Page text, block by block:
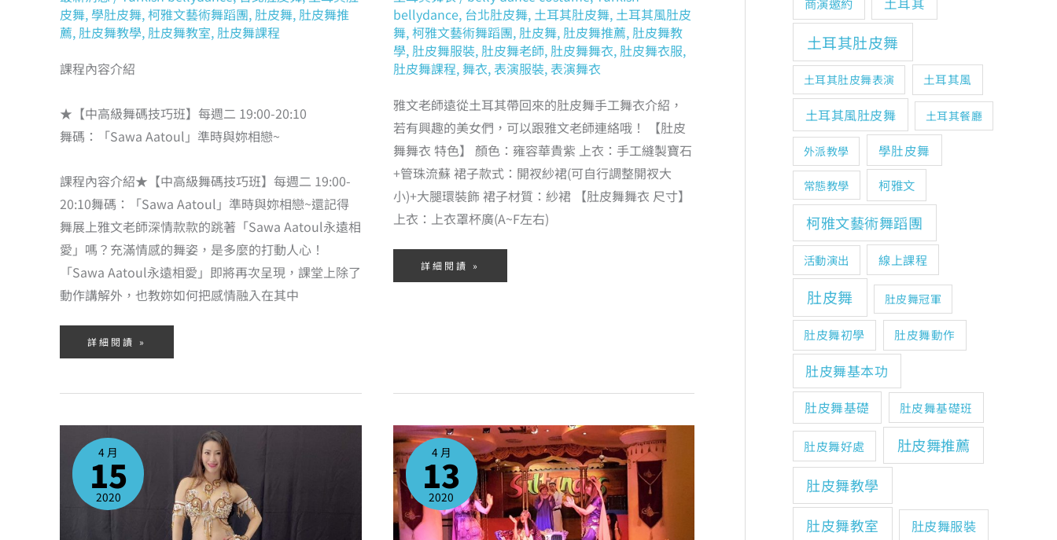
皮舞,學肚皮舞,柯雅文藝術舞蹈團, 肚皮舞, 肚皮舞推
薦, 肚皮舞教學, 肚皮舞教室, 肚皮舞課程
課程內容介紹
★【中高級舞碼技巧班】每週二 19:00-20:10
舞碼：「Sawa Aatoul」準時與妳相戀~
課程內容介紹★【中高級舞碼技巧班】每週二 19:00-
20:10舞碼：「Sawa Aatoul」準時與妳相戀~還記得
舞展上雅文老師深情款款的跳著「Sawa Aatoul永遠相
愛」嗎？充滿情感的舞姿，是多麼的打動人心！
「Sawa Aatoul永遠相愛」即將再次呈現，課堂上除了
動作講解外，也教妳如何把感情融入在其中
詳細閱讀 »
bellydance, 台北肚皮舞, 土耳其肚皮舞, 土耳其風肚皮
舞,柯雅文藝術舞蹈團, 肚皮舞, 肚皮舞推薦, 肚皮舞教
學, 肚皮舞服裝, 肚皮舞老師, 肚皮舞舞衣, 肚皮舞衣服,
肚皮舞課程,舞衣, 表演服裝, 表演舞衣
雅文老師遠從土耳其帶回來的肚皮舞手工舞衣介紹，
若有興趣的美女們，可以跟雅文老師連絡哦！ 【肚皮
舞舞衣 特色】 顏色：雍容華貴紫 上衣：手工縫製寶石
+管珠流蘇 裙子款式：開衩紗裙(可自行調整開衩大
小)+大腿環裝飾 裙子材質：紗裙 【肚皮舞舞衣 尺寸】
上衣：上衣罩杯廣(A~F左右)
詳細閱讀 »
4 月
15
2020
來
自
土
其
精
品
手
工
4 月
13
2020
互
動
性
又
玩
的
土
耳
其
土耳其肚皮舞
土耳其肚皮舞表演 土耳其風
土耳其風肚皮舞 土耳其餐廳
外派教學 學肚皮舞
常態教學 柯雅文
柯雅文藝術舞蹈團
活動演出 線上課程
肚皮舞 肚皮舞冠軍
肚皮舞初學 肚皮舞動作
肚皮舞基本功
肚皮舞基礎 肚皮舞基礎班
肚皮舞好處
肚皮舞推薦
肚皮舞教學
肚皮舞教室
肚皮舞服裝